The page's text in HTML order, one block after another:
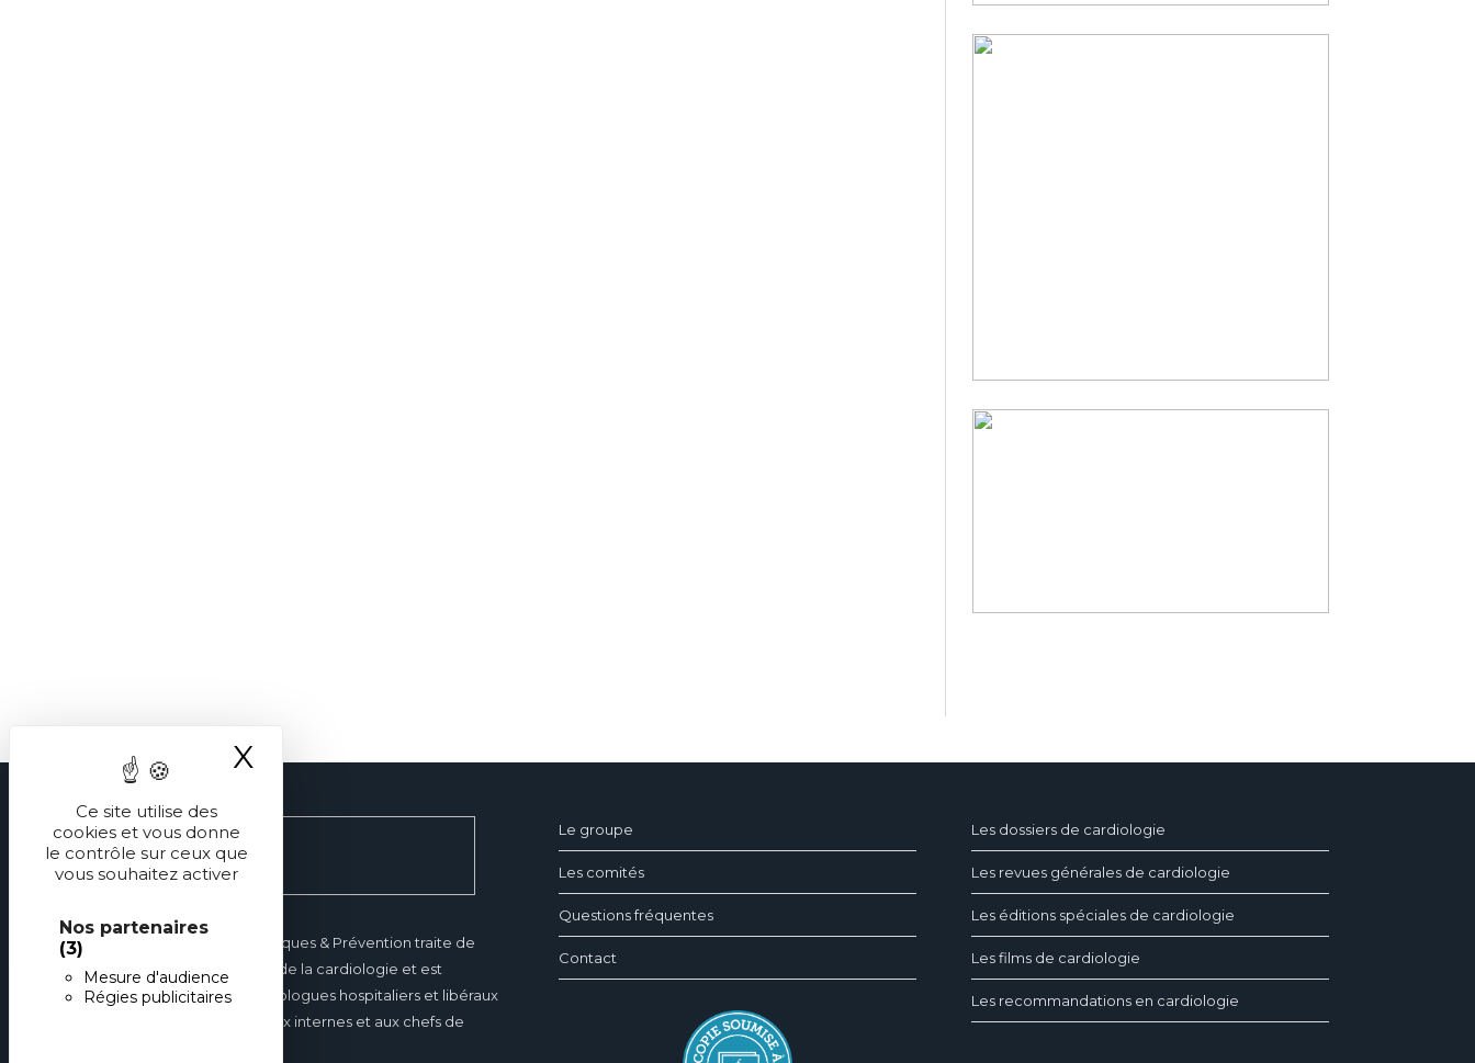
Ce site utilise des
cookies et vous donne
le contrôle sur ceux que
vous souhaitez activer
Nos partenaires
(3)
Mesure d'audience
Régies publicitaires
X Masquer le bandeau des cookies
Réalités Cardiologiques & Prévention traite de
tous les domaines de la cardiologie et est
destinée aux cardiologues hospitaliers et libéraux
mais également aux internes et aux chefs de
Le groupe
Les comités
Questions fréquentes
Contact
Les dossiers de cardiologie
Les revues générales de cardiologie
Les éditions spéciales de cardiologie
Les films de cardiologie
Les recommandations en cardiologie